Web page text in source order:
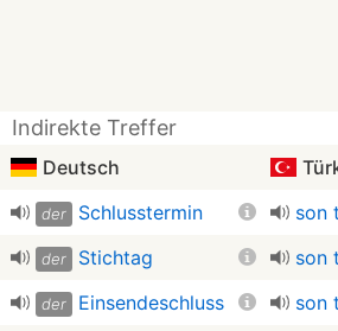
Indirekte Treffer
Deutsch
der Schlusstermin son
der Stichtag son
der Einsendeschluss son